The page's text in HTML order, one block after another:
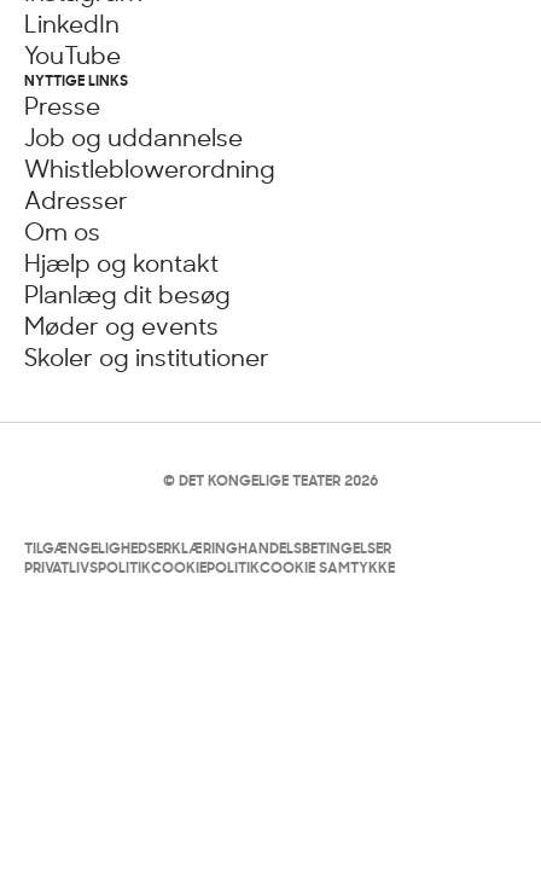
© DET KONGELIGE TEATER 2026
NYTTIGE LINKS
Presse
Job og uddannelse
Whistleblowerordning
Adresser
Om os
Hjælp og kontakt
Planlæg dit besøg
Møder og events
Skoler og institutioner
LinkedIn
YouTube
TILGÆNGELIGHEDSERKLÆRING HANDELSBETINGELSER
PRIVATLIVSPOLITIK COOKIEPOLITIK COOKIE SAMTYKKE